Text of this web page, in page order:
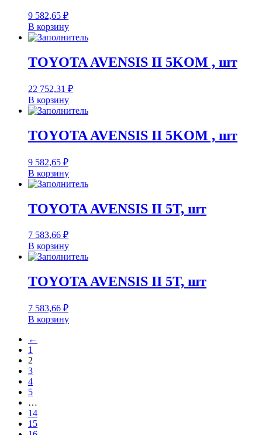
9 582,65 ₽
В корзину
TOYOTA AVENSIS II 5KOM , шт
22 752,31 ₽
В корзину
TOYOTA AVENSIS II 5KOM , шт
9 582,65 ₽
В корзину
TOYOTA AVENSIS II 5T, шт
7 583,66 ₽
В корзину
TOYOTA AVENSIS II 5T, шт
7 583,66 ₽
В корзину
←
1
2
3
4
5
…
14
15